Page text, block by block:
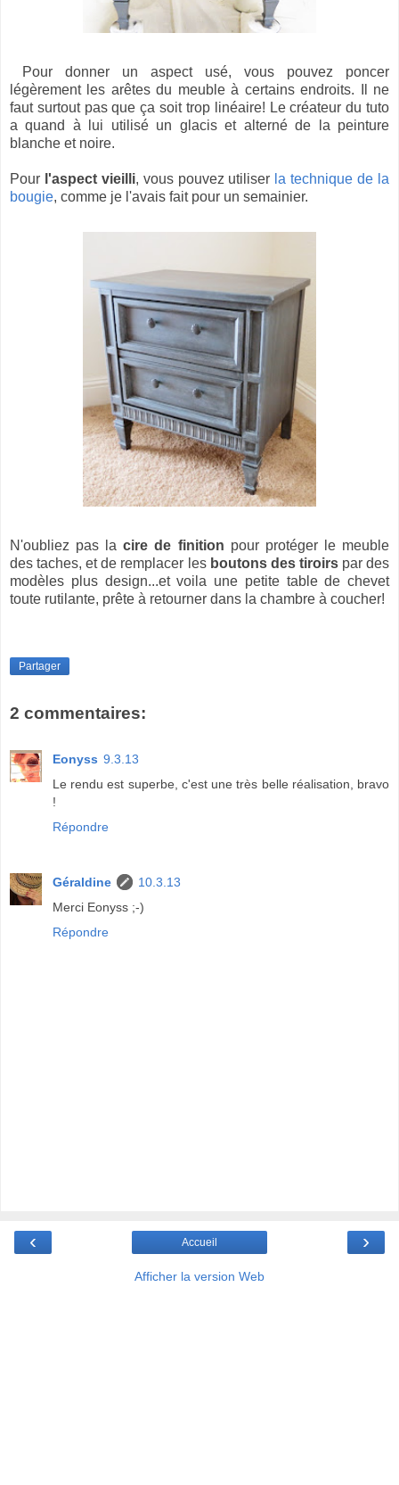
Pour donner un aspect usé, vous pouvez poncer
légèrement les arêtes du meuble à certains endroits. Il ne
faut surtout pas que ça soit trop linéaire! Le créateur du tuto
a quand à lui utilisé un glacis et alterné de la peinture
blanche et noire.
Pour l'aspect vieilli, vous pouvez utiliser la technique de la
bougie, comme je l'avais fait pour un semainier.
N'oubliez pas lacire de finition pour protéger le meuble
des taches, et de remplacer les boutons des tiroirspar des
modèles plus design...et voila une petite table de chevet
toute rutilante, prête à retourner dans la chambre à coucher!
Partager
2 commentaires:
Eonyss 9.3.13
Le rendu est superbe, c'est une très belle réalisation, bravo
!
Répondre
Géraldine
10.3.13
Merci Eonyss ;-)
Répondre
‹ ›
Accueil
Afficher la version Web